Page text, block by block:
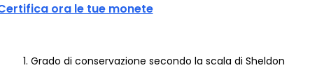
ora le tue monete
Grado di conservazione secondo la scala di Sheldon